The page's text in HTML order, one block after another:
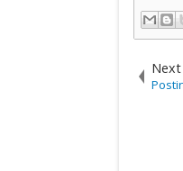
Next